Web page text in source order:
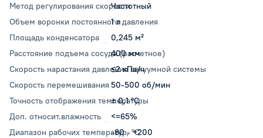
Метод регулирования скоростиЧастотный
Объем воронки постоянного давления
1 л
Площадь конденсатора
0,245 м²
Расстояние подъема сосуда (расчетное)
400 мм
Скорость нарастания давления вакуумной системы
≤2 кПа/ч
Скорость перемешивания 50-500 об/мин
Точность отображения температуры
± 0,1 °С
Доп. относит.влажность
<=65%
Диапазон рабочих температур, °C
-80 - +200